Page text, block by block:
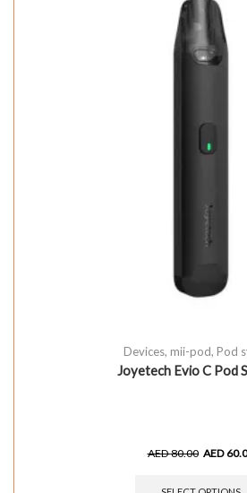
Devices, mii-pod, Pod
Joyetech Evio C Pod
AED80.00 AED